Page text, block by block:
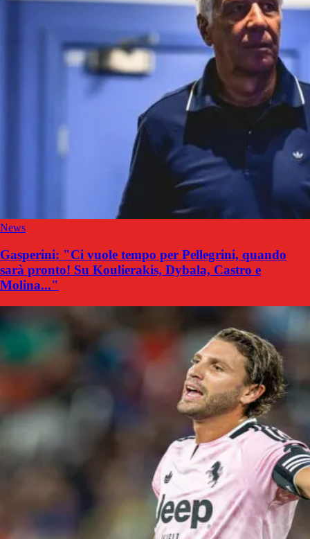
News
Gasperini: "Ci vuole tempo per Pellegrini, quando
sarà pronto! Su Koulierakis, Dybala, Castro e
Molina..."